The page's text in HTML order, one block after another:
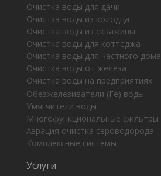
Очистка воды для дачи
Очистка воды из колодца
Очистка воды из скважины
Очистка воды для коттеджа
Очистка воды для частного дома
Очистка воды от железа
Очистка воды на предприятиях
Обезжелезиватели (Fe) воды
Умягчители воды
Многофункциональные фильтры
Аэрация очистка сероводорода
Комплексные системы
Услуги